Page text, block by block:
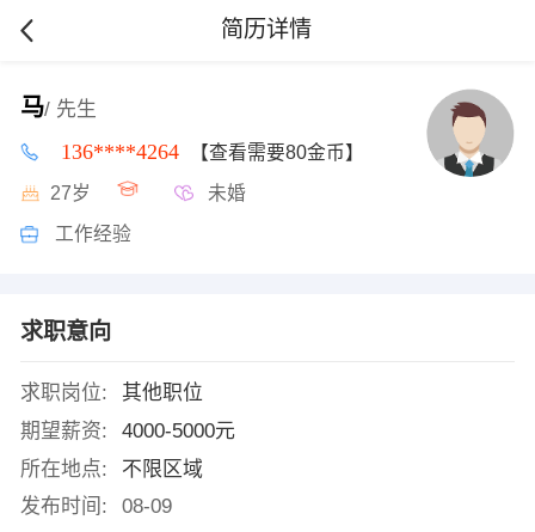
简历详情
马/ 先生
136****4264 【查看需要80金币】
27岁 未婚
工作经验
求职意向
求职岗位:
其他职位
期望薪资:
4000-5000元
所在地点:
不限区域
发布时间:
08-09